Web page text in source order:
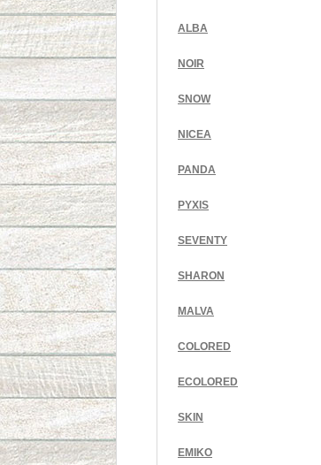
ALBA
NOIR
SNOW
NICEA
PANDA
PYXIS
SEVENTY
SHARON
MALVA
COLORED
ECOLORED
SKIN
EMIKO